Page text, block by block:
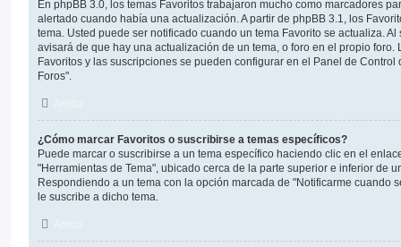
En phpBB 3.0, los temas Favoritos trabajaron mucho como marcadores
alertado cuando había una actualización. A partir de phpBB 3.1, los
tema. Usted puede ser notificado cuando un tema Favorito se actualiza.
avisará de que hay una actualización de un tema, o foro en el propio
Favoritos y las suscripciones se pueden configurar en el Panel de
Foros".
¿Cómo marcar Favoritos o suscribirse a temas específicos?
Puede marcar o suscribirse a un tema específico haciendo clic en el
"Herramientas de Tema", ubicado cerca de la parte superior e inferior de
Respondiendo a un tema con la opción marcada de "Notificarme cuando
le suscribe a dicho tema.